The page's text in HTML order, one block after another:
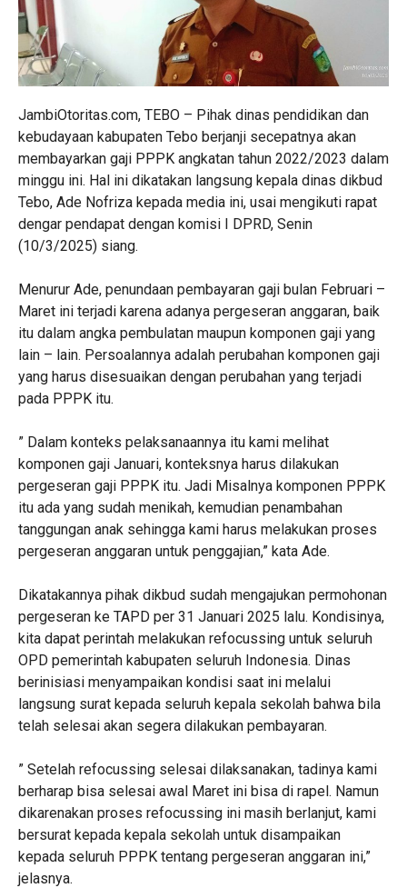
JambiOtoritas.com, TEBO – Pihak dinas pendidikan dan
kebudayaan kabupaten Tebo berjanji secepatnya akan
membayarkan gaji PPPK angkatan tahun 2022/2023 dalam
minggu ini. Hal ini dikatakan langsung kepala dinas dikbud
Tebo, Ade Nofriza kepada media ini, usai mengikuti rapat
dengar pendapat dengan komisi I DPRD, Senin
(10/3/2025) siang.
Menurur Ade, penundaan pembayaran gaji bulan Februari –
Maret ini terjadi karena adanya pergeseran anggaran, baik
itu dalam angka pembulatan maupun komponen gaji yang
lain – lain. Persoalannya adalah perubahan komponen gaji
yang harus disesuaikan dengan perubahan yang terjadi
pada PPPK itu.
” Dalam konteks pelaksanaannya itu kami melihat
komponen gaji Januari, konteksnya harus dilakukan
pergeseran gaji PPPK itu. Jadi Misalnya komponen PPPK
itu ada yang sudah menikah, kemudian penambahan
tanggungan anak sehingga kami harus melakukan proses
pergeseran anggaran untuk penggajian,” kata Ade.
Dikatakannya pihak dikbud sudah mengajukan permohonan
pergeseran ke TAPD per 31 Januari 2025 lalu. Kondisinya,
kita dapat perintah melakukan refocussing untuk seluruh
OPD pemerintah kabupaten seluruh Indonesia. Dinas
berinisiasi menyampaikan kondisi saat ini melalui
langsung surat kepada seluruh kepala sekolah bahwa bila
telah selesai akan segera dilakukan pembayaran.
” Setelah refocussing selesai dilaksanakan, tadinya kami
berharap bisa selesai awal Maret ini bisa di rapel. Namun
dikarenakan proses refocussing ini masih berlanjut, kami
bersurat kepada kepala sekolah untuk disampaikan
kepada seluruh PPPK tentang pergeseran anggaran ini,”
jelasnya.